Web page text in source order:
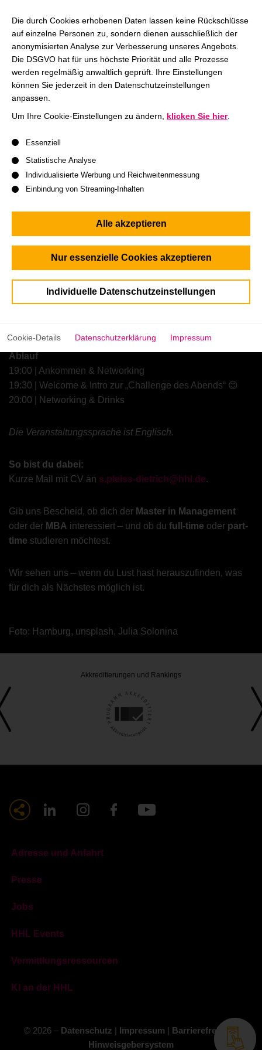
ein bisschen überrascht. Keine Folien, keine Vorträge.
DeinHost Sebastian Hettlage (HHL Alumnus, K15) hat
ein paar Ideen in der Hinterhand, um den Abend für unsere
Hamburger Alumni spannend, spielerisch und
unvergesslich zu gestalten. Sein Motto: großartige
Menschen, echte Gespräche – und eine gute Portion
Erinnerung wird.
Du triffst aktuelle Studierende und Alumni, kannst alles
fragen, was dich bewegt, und ganz nebenbei dein
Einblicke, direkte Gespräche und die Chance
könnte.
Wann & Wo
Datum: Donnerstag, 19. Februar 2026
Ablauf
19:00 | Ankommen & Networking
19:30 | Welcome & Intro zur „Challenge des Abends“ 😊
20:00 | Networking & Drinks
Die Veranstaltungssprache ist Englisch.
So bist du dabei:
Kurze Mail mit CV an s.pleiss-dietrich@hhl.de.
Gib uns Bescheid, ob dich der Master in Management
oder der MBA interessiert – und ob du full-time oder part-
time studieren möchtest.
Wir sehen uns – wenn du Lust hast herauszufinden, was
für dich als Nächstes möglich ist.
Foto: Hamburg, unsplash, Julia Solonina
Akkreditierungen und Rankings
Adresse und Anfahrt
Presse
Jobs
HHL Events
Vermittlungsressourcen
KI an der HHL
© 2026 – Datenschutz | Impressum | Barrierefreiheit|
Hinweisgebersystem
Die durch Cookies erhobenen Daten lassen keine Rückschlüsse
auf einzelne Personen zu, sondern dienen ausschließlich der
anonymisierten Analyse zur Verbesserung unseres Angebots.
Die DSGVO hat für uns höchste Priorität und alle Prozesse
werden regelmäßig anwaltlich geprüft. Ihre Einstellungen
können Sie jederzeit in den Datenschutzeinstellungen
anpassen.
Um Ihre Cookie-Einstellungen zu ändern, klicken Sie hier.
Essenziell
Statistische Analyse
Individualisierte Werbung und Reichweitenmessung
Einbindung von Streaming-Inhalten
Alle akzeptieren
Nur essenzielle Cookies akzeptieren
Individuelle Datenschutzeinstellungen
Cookie-Details Datenschutzerklärung Impressum